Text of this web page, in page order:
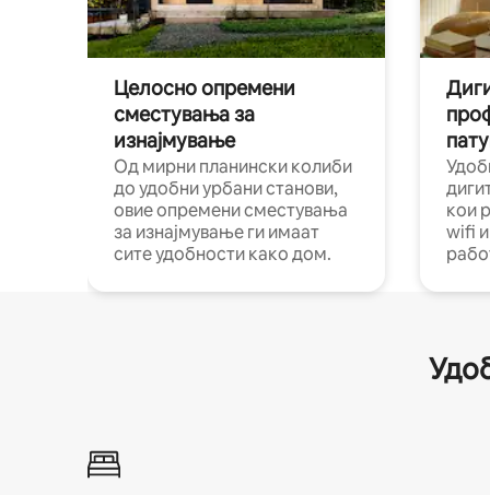
Целосно опремени
сместувања за
изнајмување
Од мирни планински колиби
до удобни урбани станови,
овие опремени сместувања
за изнајмување ги имаат
сите удобности како дом.
кои
wifi